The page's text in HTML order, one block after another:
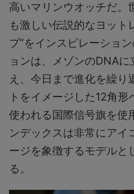
高いマリンウオッチだ。
も激しい伝説的なヨット
プ”をインスピレーショ
ョンは、メゾンのDNA
え、今日まで進化を繰り
トをイメージした12角
使われる国際信号旗を使
ンデックスは非常にアイ
ージを象徴するモデルと
る。